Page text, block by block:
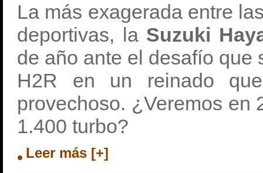
La más exagerada entre
deportivas, la Suzuki
de año ante el desafío que
H2R en un reinado
provechoso. ¿Veremos en
1.400 turbo?
Leer más [+]